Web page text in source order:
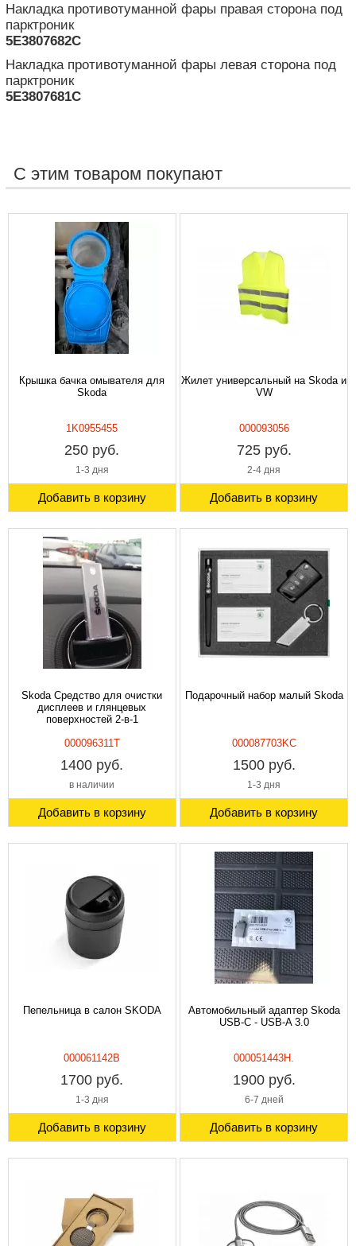
Накладка противотуманной фары правая сторона под
парктроник
5E3807682C
Накладка противотуманной фары левая сторона под
парктроник
5E3807681C
С этим товаром покупают
Крышка бачка омывателя для
Skoda
1K0955455
250 руб.
1-3 дня
Добавить в корзину
Жилет универсальный на Skoda и
VW
000093056
725 руб.
2-4 дня
Добавить в корзину
Skoda Средство для очистки
дисплеев и глянцевых
поверхностей 2-в-1
000096311T
1400 руб.
в наличии
Добавить в корзину
Подарочный набор малый Skoda
000087703KC
1500 руб.
1-3 дня
Добавить в корзину
Пепельница в салон SKODA
000061142B
1700 руб.
1-3 дня
Добавить в корзину
Автомобильный адаптер Skoda
USB-C - USB-A 3.0
000051443H.
1900 руб.
6-7 дней
Добавить в корзину